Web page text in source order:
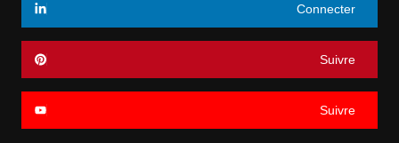
Connecter
Suivre
Suivre